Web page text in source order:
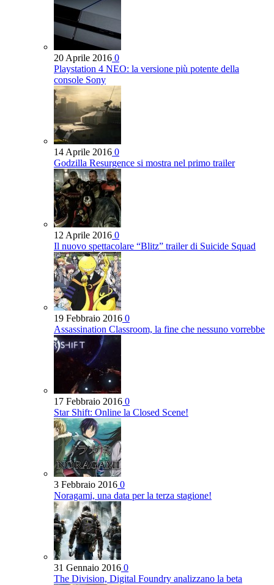
20 Aprile 2016 0
Playstation 4 NEO: la versione più potente della
console Sony
14 Aprile 2016 0
Godzilla Resurgence si mostra nel primo trailer
12 Aprile 2016 0
Il nuovo spettacolare “Blitz” trailer di Suicide Squad
19 Febbraio 2016 0
Assassination Classroom, la fine che nessuno vorrebbe
17 Febbraio 2016 0
Star Shift: Online la Closed Scene!
3 Febbraio 2016 0
Noragami, una data per la terza stagione!
31 Gennaio 2016 0
The Division, Digital Foundry analizzano la beta